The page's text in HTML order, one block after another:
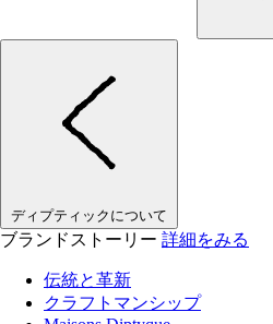
ディプティックについて
ブランドストーリー 詳細をみる
伝統と革新
クラフトマンシップ